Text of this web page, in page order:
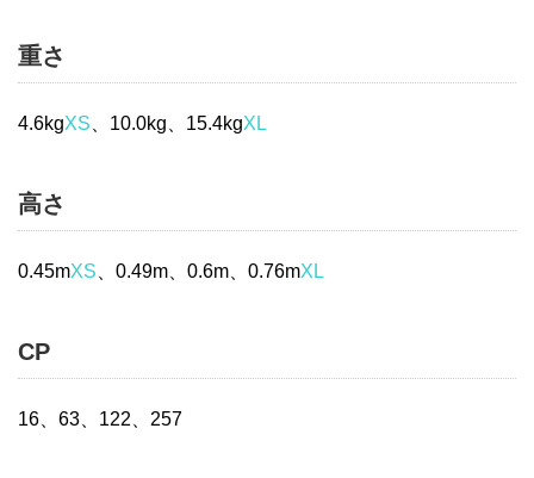
重さ
4.6kgXS 、10.0kg、15.4kgXL
高さ
0.45mXS 、0.49m、0.6m、0.76mXL
CP
16、63、122、257